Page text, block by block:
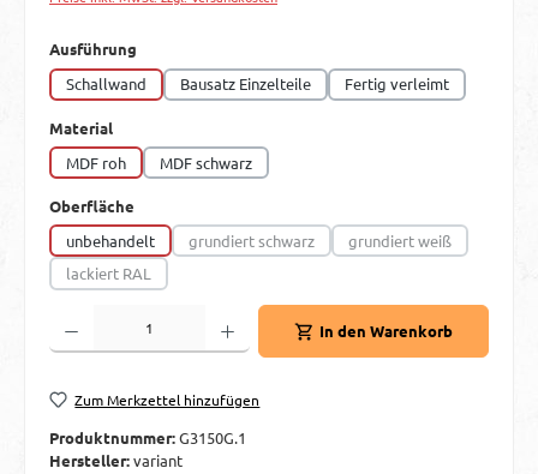
Ausführung
Schallwand
Bausatz Einzelteile Fertig verleimt
Material
MDF roh
MDF schwarz
Oberfläche
unbehandelt
grundiert schwarz
(Diese Option ist zurzeit nicht verfügbar.)
grundiert weiß
(Diese Option ist
lackiert RAL
(Diese Option ist zurzeit nicht verfügbar.)
Produkt Anzahl: Gib den gewünschten Wert ein oder benutze die Schaltflächen
In den Warenkorb
Zum Merkzettel hinzufügen
Produktnummer:G3150G.1
Hersteller:variant